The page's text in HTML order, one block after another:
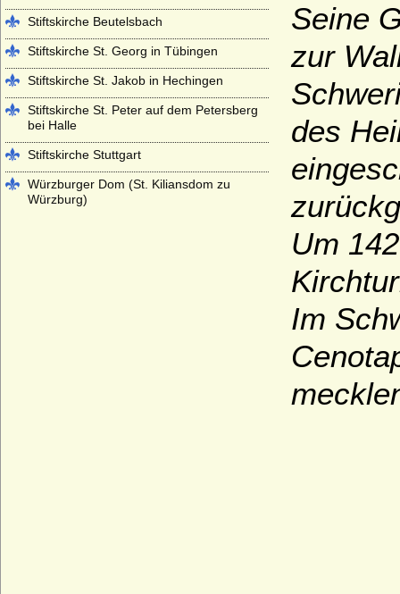
Seine
zur
des
Um
Im
Stiftskirche Beutelsbach
Stiftskirche St. Georg in Tübingen
Stiftskirche St. Jakob in Hechingen
Stiftskirche St. Peter auf dem Petersberg
bei Halle
Stiftskirche Stuttgart
Würzburger Dom (St. Kiliansdom zu
Würzburg)